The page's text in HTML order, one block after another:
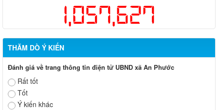
1,057,627
THĂM DÒ Ý KIẾN
Đánh giá về trang thông tin điện tử UBND xã An Phước
Rất tốt
Tốt
Ý kiến khác